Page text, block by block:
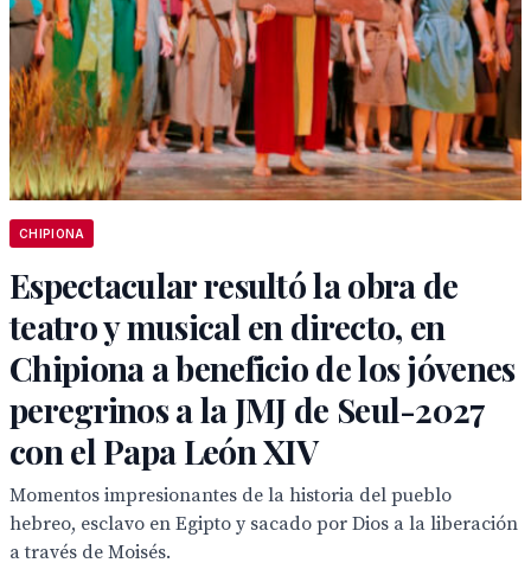
CHIPIONA
Espectacular resultó la obra de
teatro y musical en directo, en
Chipiona a beneficio de los jóvenes
peregrinos a la JMJ de Seul-2027
con el Papa León XIV
Momentos impresionantes de la historia del pueblo
hebreo, esclavo en Egipto y sacado por Dios a la liberación
a través de Moisés.